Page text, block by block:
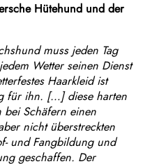
Hütehund und der
muss jeden Tag
Wetter seinen Dienst
Haarkleid ist
für ihn. […] diese harten
bei Schäfern einen
nicht überstreckten
und Fangbildung und
geschaffen. Der